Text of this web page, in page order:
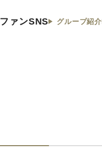
ファンSNS グループ紹介